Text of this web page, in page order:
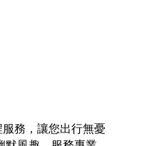
務，讓您出行無憂